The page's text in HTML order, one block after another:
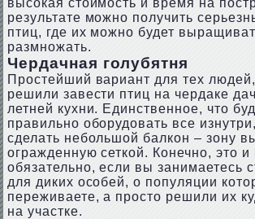
высокая стоимость и время на
результате можно получить
птиц, где их можно будет
размножать.
Чердачная голубятня
Простейший вариант для тех
решили завести птиц на чердаке
летней кухни. Единственное, что
правильно оборудовать все
сделать небольшой балкон – зону
огражденную сеткой. Конечно, это и
обязательно, если вы занимаетесь
для диких особей, о популяции
переживаете, а просто решили их
на участке.